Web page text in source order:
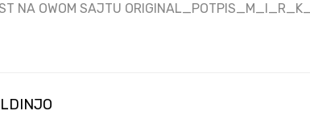
NA OWOM SAJTU